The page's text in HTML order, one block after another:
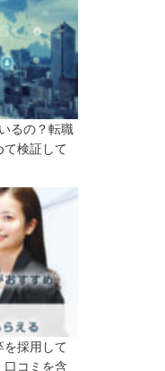
るの？転職
て検証して
を採用して
口コミを含